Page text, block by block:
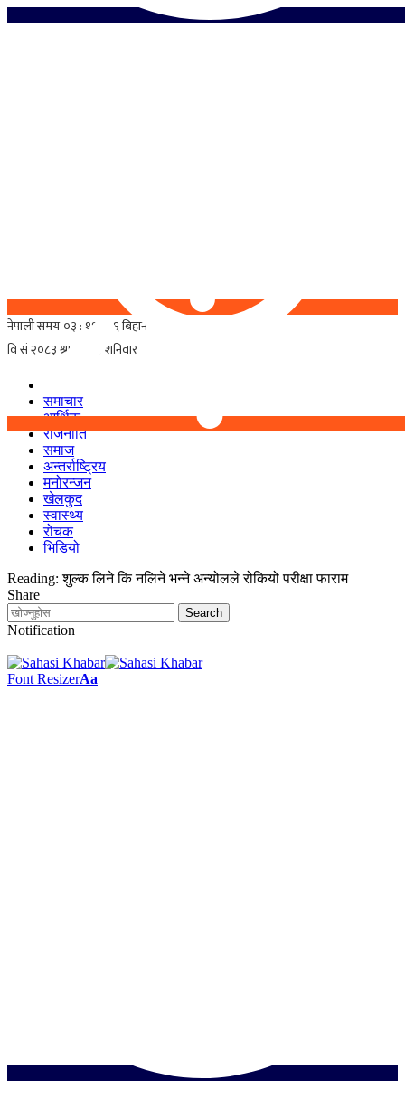
समाचार
आर्थिक
राजनीति
समाज
अन्तर्राष्ट्रिय
मनोरन्जन
खेलकुद
स्वास्थ्य
रोचक
भिडियो
Reading: शुल्क लिने कि नलिने भन्ने अन्योलले रोकियो परीक्षा फाराम
Share
Notification
Font ResizerAa